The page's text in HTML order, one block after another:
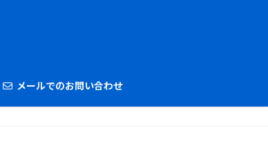
メールでのお問い合わせ